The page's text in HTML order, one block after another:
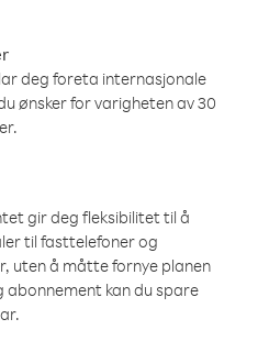
deg foreta internasjonale
ønsker for varigheten av 30
gir deg fleksibilitet til å
til fasttelefoner og
uten å måtte fornye planen
abonnement kan du spare